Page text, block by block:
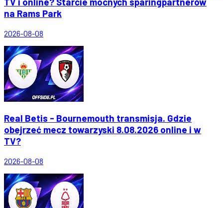
na Rams Park
2026-08-08
Real Betis - Bournemouth transmisja. Gdzie
obejrzeć mecz towarzyski 8.08.2026 online i w
TV?
2026-08-08